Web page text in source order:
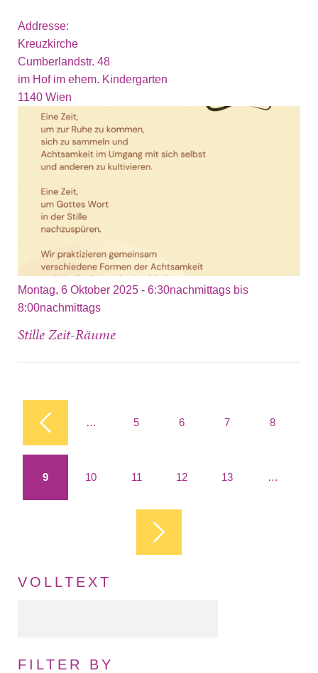
Addresse:
Kreuzkirche
Cumberlandstr. 48
im Hof im ehem. Kindergarten
1140 Wien
Montag, 6 Oktober 2025 - 6:30nachmittags bis
8:00nachmittags
Stille Zeit-Räume
Seiten … 5 6 7 8
9 10 11 12 13 …
VOLLTEXT
FILTER BY